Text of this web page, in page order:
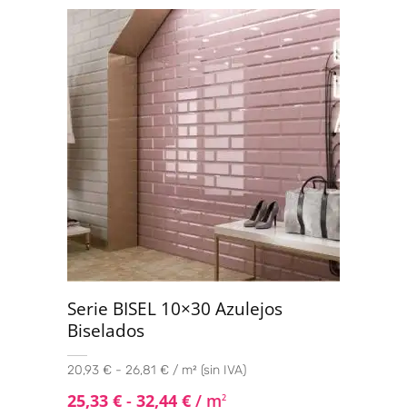
4.33
Serie BISEL 10×30 Azulejos
Biselados
20,93 € - 26,81 € / m² (sin IVA)
25,33 € - 32,44 € / m2